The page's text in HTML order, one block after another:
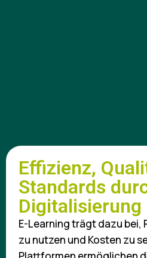
Effizienz,
Standards
Digitalisierung
E-Learning trägt dazu
zu nutzen und Kosten zu